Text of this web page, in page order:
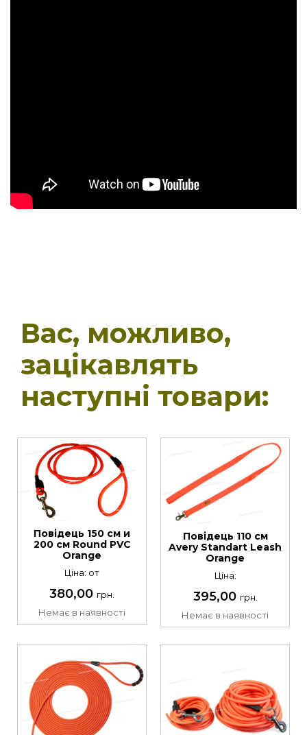
Вас, можливо,
зацікавлять
наступні товари:
Повідець 150 см и
200 см Round PVC
Orange
Ціна: от
380,00 грн.
Немає в наявності
Повідець 110 см
Avery Standart Leash
Orange
Ціна:
395,00 грн.
Немає в наявності